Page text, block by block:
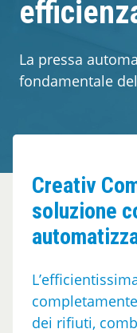
La pressa
fondamentale
Creativ
soluzione
dei rifiuti,